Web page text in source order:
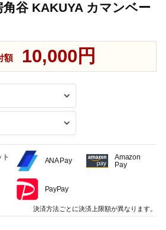
谷 KAKUYA カマンベー
額 10,000円
ANA Pay
Amazon
Pay
PayPay
決済方法ごとに決済上限額が異なります。